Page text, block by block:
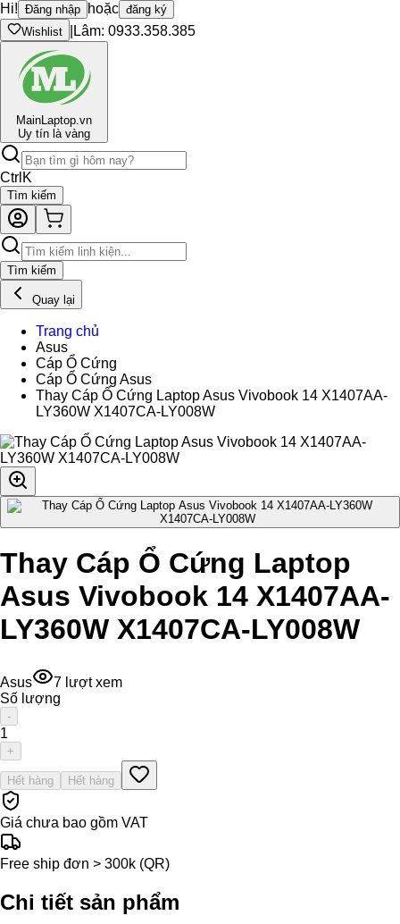
Hi! Đăng nhập hoặc đăng ký
Wishlist
Lâm: 0933.358.385
MainLaptop.vn
Uy tín là vàng
Ctrl K
Tìm kiếm
Tìm kiếm
Quay lại
Trang chủ
Asus
Cáp Ổ Cứng
Cáp Ổ Cứng Asus
Thay Cáp Ổ Cứng Laptop Asus Vivobook 14 X1407AA-
LY360W X1407CA-LY008W
Thay Cáp Ổ Cứng Laptop
Asus Vivobook 14 X1407AA-
LY360W X1407CA-LY008W
Asus 7 lượt xem
Số lượng
-
1
+
Hết hàng Hết hàng
Giá chưa bao gồm VAT
Free ship đơn > 300k (QR)
Chi tiết sản phẩm